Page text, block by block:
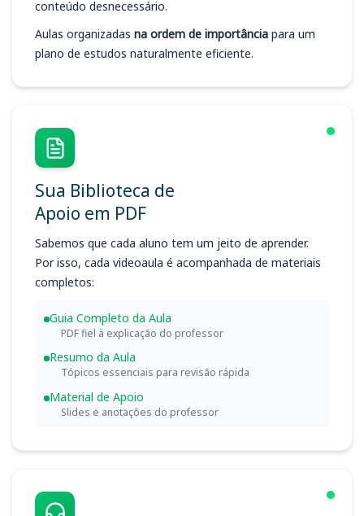
conteúdo desnecessário.
Aulas organizadas na ordem de importância para um
plano de estudos naturalmente eficiente.
Sua Biblioteca de
Apoio em PDF
Sabemos que cada aluno tem um jeito de aprender.
Por isso, cada videoaula é acompanhada de materiais
completos:
Guia Completo da Aula
PDF fiel à explicação do professor
Resumo da Aula
Tópicos essenciais para revisão rápida
Material de Apoio
Slides e anotações do professor